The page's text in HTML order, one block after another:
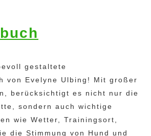
gestaltete
von Evelyne Ulbing! Mit großer
berücksichtigt es nicht nur die
sondern auch wichtige
wie Wetter, Trainingsort,
die Stimmung von Hund und